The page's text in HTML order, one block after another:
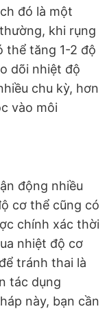
đó là một
khi rụng
thể tăng 1-2 độ
dõi nhiệt độ
chu kỳ, hơn
vào môi
động nhiều
cơ thể cũng có
chính xác thời
nhiệt độ cơ
tránh thai là
tác dụng
này, bạn cần